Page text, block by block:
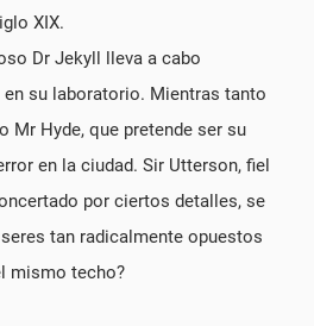
XIX.
Dr Jekyll lleva a cabo
su laboratorio. Mientras tanto
Mr Hyde, que pretende ser su
en la ciudad. Sir Utterson, fiel
por ciertos detalles, se
tan radicalmente opuestos
mismo techo?